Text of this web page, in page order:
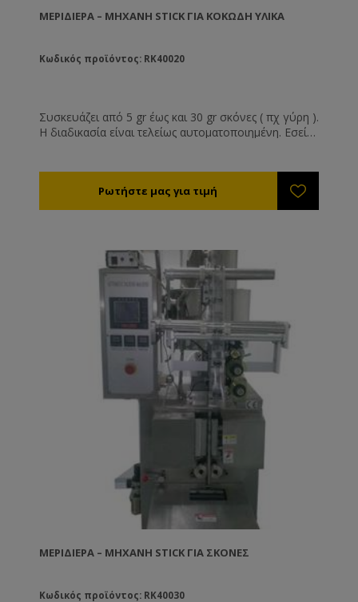
ΜΕΡΙΔΙΈΡΑ – ΜΗΧΑΝΉ STICK ΓΙΑ KΟΚΏΔΗ ΥΛΙΚΆ
Κωδικός προϊόντος: RK40020
Συσκευάζει από 5 gr έως και 30 gr σκόνες ( πχ γύρη ).
Η διαδικασία είναι τελείως αυτοματοποιημένη. Εσείς
μερίδες το λεπτό. Στη μηχανή υπάρχει
ενσωματωμένος εκτυπωτής Stamber με μελανοταινία
του βάρους γίνεται αλλάζοντας τα δισκία δόσης στο
εσωτερικό του δοχείου τροφοδοσίας.
ΜΕΡΙΔΙΈΡΑ – ΜΗΧΑΝΉ STICK ΓΙΑ ΣΚΌΝΕΣ
Κωδικός προϊόντος: RK40030